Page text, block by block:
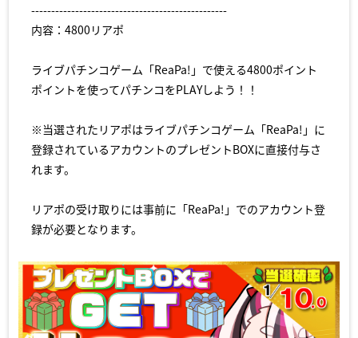
-------------------------------------------------
内容：4800リアポ
ライブパチンコゲーム「ReaPa!」で使える4800ポイント
ポイントを使ってパチンコをPLAYしよう！！
※当選されたリアポはライブパチンコゲーム「ReaPa!」に
登録されているアカウントのプレゼントBOXに直接付与さ
れます。
リアポの受け取りには事前に「ReaPa!」でのアカウント登
録が必要となります。